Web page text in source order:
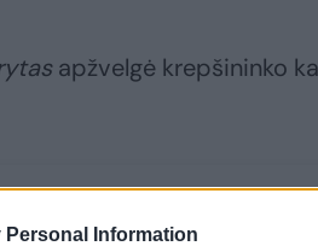
Personal Information
apžvelgė krepšininko